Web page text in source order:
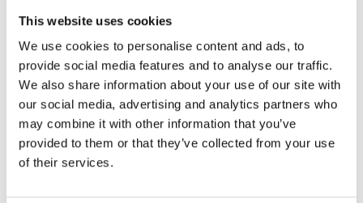
This website uses cookies
We use cookies to personalise content and ads, to
provide social media features and to analyse our traffic.
We also share information about your use of our site with
our social media, advertising and analytics partners who
may combine it with other information that you’ve
provided to them or that they’ve collected from your use
of their services.